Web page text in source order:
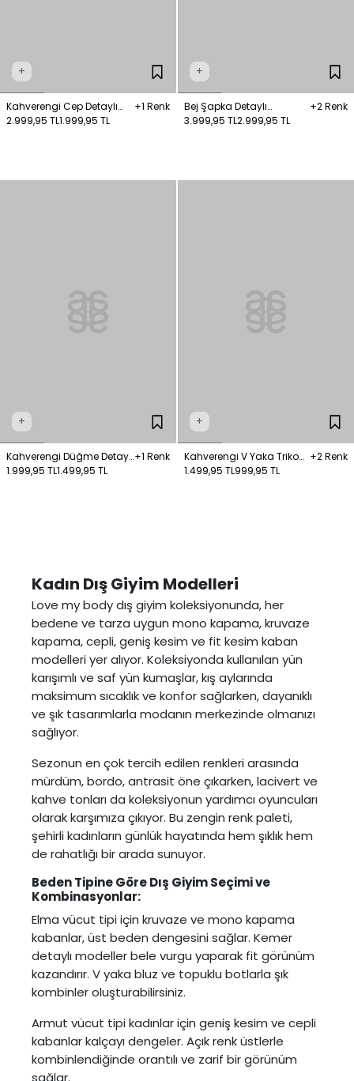
+
Kahverengi Cep Detaylı
Triko Hırka
+1 Renk
2.999,95 TL1.999,95 TL
+
Bej Şapka Detaylı
Trençkot
+2 Renk
3.999,95 TL2.999,95 TL
+
Kahverengi Düğme Detaylı
Triko Hırka
+1 Renk
1.999,95 TL1.499,95 TL
+
Kahverengi V Yaka Triko
Hırka
+2 Renk
1.499,95 TL999,95 TL
Kadın Dış Giyim Modelleri
Love my body dış giyim koleksiyonunda, her
bedene ve tarza uygun mono kapama, kruvaze
kapama, cepli, geniş kesim ve fit kesim kaban
modelleri yer alıyor. Koleksiyonda kullanılan yün
karışımlı ve saf yün kumaşlar, kış aylarında
maksimum sıcaklık ve konfor sağlarken, dayanıklı
ve şık tasarımlarla modanın merkezinde olmanızı
sağlıyor.
Sezonun en çok tercih edilen renkleri arasında
mürdüm, bordo, antrasit öne çıkarken, lacivert ve
kahve tonları da koleksiyonun yardımcı oyuncuları
olarak karşımıza çıkıyor. Bu zengin renk paleti,
şehirli kadınların günlük hayatında hem şıklık hem
de rahatlığı bir arada sunuyor.
Beden Tipine Göre Dış Giyim Seçimi ve
Kombinasyonlar:
Elma vücut tipi için kruvaze ve mono kapama
kabanlar, üst beden dengesini sağlar. Kemer
detaylı modeller bele vurgu yaparak fit görünüm
kazandırır. V yaka bluz ve topuklu botlarla şık
kombinler oluşturabilirsiniz.
Armut vücut tipi kadınlar için geniş kesim ve cepli
kabanlar kalçayı dengeler. Açık renk üstlerle
kombinlendiğinde orantılı ve zarif bir görünüm
sağlar.